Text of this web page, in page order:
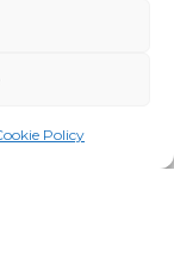
Policy
Imprese di
i.v.